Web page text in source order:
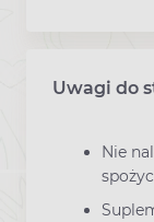
Uwagi do
Nie